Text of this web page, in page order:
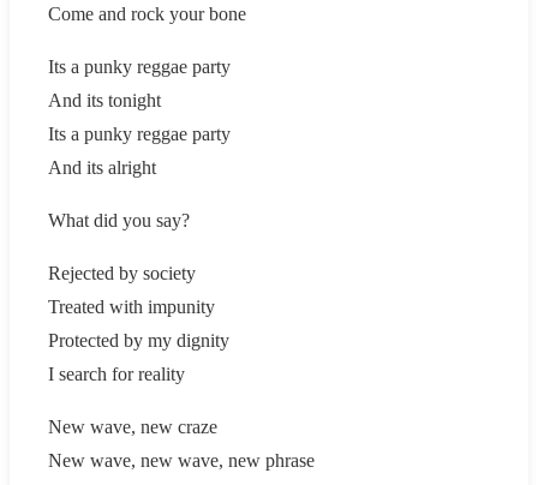
Come and rock your bone
Its a punky reggae party
And its tonight
Its a punky reggae party
And its alright
What did you say?
Rejected by society
Treated with impunity
Protected by my dignity
I search for reality
New wave, new craze
New wave, new wave, new phrase